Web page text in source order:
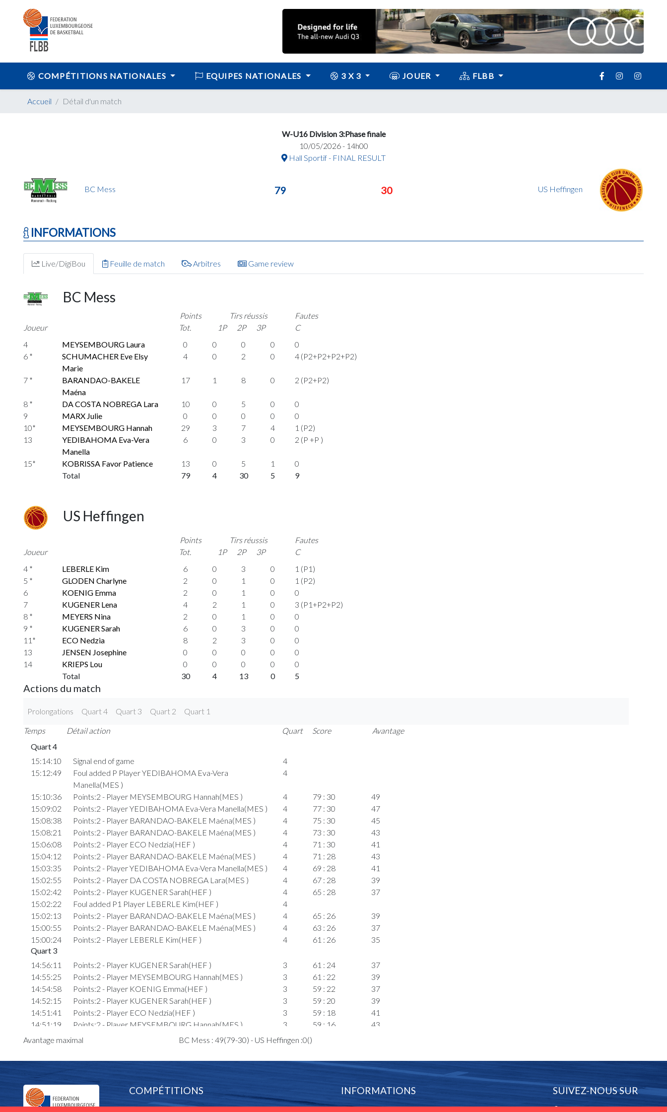
COMPÉTITIONS NATIONALES EQUIPES NATIONALES 3 X 3 JOUER FLBB
Accueil Détail d'un match
W-U16 Division 3:Phase finale
10/05/2026 - 14h00
Hall Sportif - FINAL RESULT
BC Mess 79 30 US Heffingen
INFORMATIONS
Live/DigiBou Feuille de match Arbitres Game review
BC Mess
Joueur
Points
Tot.
Tirs réussis
1P
2P 3P
Fautes
C
4
MEYSEMBOURG Laura 0 0 0 0
0
6 *
SCHUMACHER Eve Elsy
Marie
4 0 2 0 4 (P2+P2+P2+P2)
7 *
BARANDAO-BAKELE
Maéna
17 1 8 0 2 (P2+P2)
8 * DA COSTA NOBREGA Lara 10 0 5 0
0
9
MARX Julie 0 0 0 0
0
10*
MEYSEMBOURG Hannah 29 3 7 4
1 (P2)
13
YEDIBAHOMA Eva-Vera
Manella
6 0 3 0 2 (P +P )
15* KOBRISSA Favor Patience 13 0 5 1
0
Total
79 4 30 5 9
US Heffingen
Joueur
Points
Tot.
Tirs réussis
1P
2P 3P
Fautes
C
4 *
LEBERLE Kim 6 0 3 0
1 (P1)
5 *
GLODEN Charlyne 2 0 1 0
1 (P2)
6
KOENIG Emma 2 0 1 0
0
7
KUGENER Lena 4 2 1 0
3 (P1+P2+P2)
8 *
MEYERS Nina 2 0 1 0
0
9 *
KUGENER Sarah 6 0 3 0
0
11*
ECO Nedzia 8 2 3 0
0
13
JENSEN Josephine 0 0 0 0
0
14
KRIEPS Lou 0 0 0 0
0
Total
30 4 13 0 5
Actions du match
Prolongations Quart 4 Quart 3 Quart 2 Quart 1
Temps Détail action Quart Score
Avantage
Quart 4
15:14:10
Signal end of game
4
15:12:49
Foul added P Player YEDIBAHOMA Eva-Vera
Manella(MES )
4
15:10:36 Points:2 - Player MEYSEMBOURG Hannah(MES ) 4 79 : 30
49
15:09:02
Points:2 - Player YEDIBAHOMA Eva-Vera Manella(MES ) 4 77 : 30
47
15:08:38
Points:2 - Player BARANDAO-BAKELE Maéna(MES ) 4 75 : 30
45
15:08:21
Points:2 - Player BARANDAO-BAKELE Maéna(MES ) 4 73 : 30
43
15:06:08
Points:2 - Player ECO Nedzia(HEF ) 4 71 : 30
41
15:04:12
Points:2 - Player BARANDAO-BAKELE Maéna(MES ) 4 71 : 28
43
15:03:35
Points:2 - Player YEDIBAHOMA Eva-Vera Manella(MES ) 4 69 : 28
41
15:02:55
Points:2 - Player DA COSTA NOBREGA Lara(MES ) 4 67 : 28
39
15:02:42
Points:2 - Player KUGENER Sarah(HEF ) 4 65 : 28
37
15:02:22
Foul added P1 Player LEBERLE Kim(HEF )
4
15:02:13
Points:2 - Player BARANDAO-BAKELE Maéna(MES ) 4 65 : 26
39
15:00:55
Points:2 - Player BARANDAO-BAKELE Maéna(MES ) 4 63 : 26
37
15:00:24
Points:2 - Player LEBERLE Kim(HEF ) 4 61 : 26
35
Quart 3
14:56:11
Points:2 - Player KUGENER Sarah(HEF ) 3 61 : 24
37
14:55:25
Points:2 - Player MEYSEMBOURG Hannah(MES ) 3 61 : 22
39
14:54:58
Points:2 - Player KOENIG Emma(HEF ) 3 59 : 22
37
14:52:15
Points:2 - Player KUGENER Sarah(HEF ) 3 59 : 20
39
14:51:41
Points:2 - Player ECO Nedzia(HEF ) 3 59 : 18
41
14:51:19
Points:2 - Player MEYSEMBOURG Hannah(MES ) 3 59 : 16
43
14:50:45
Points:1 - Player ECO Nedzia(HEF )
Marie(MES )
14:49:29
42
14:48:40
Points:3 - Player MEYSEMBOURG Hannah(MES )
14:47:55
Points:2 - Player BARANDAO-BAKELE Maéna(MES )
41
14:47:07
Points:1 - Player MEYSEMBOURG Hannah(MES ) 3 52 : 13 39
Avantage maximal BC Mess : 49(79-30) - US Heffingen :0()
COMPÉTITIONS
Equipes nationales
INFORMATIONS
FLBB
SUIVEZ-NOUS SUR
Facebook